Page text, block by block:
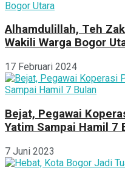
Alhamdulillah, Teh
Wakili Warga Bogor
17 Februari 2024
Bejat, Pegawai
Yatim Sampai Hamil 7
7 Juni 2023